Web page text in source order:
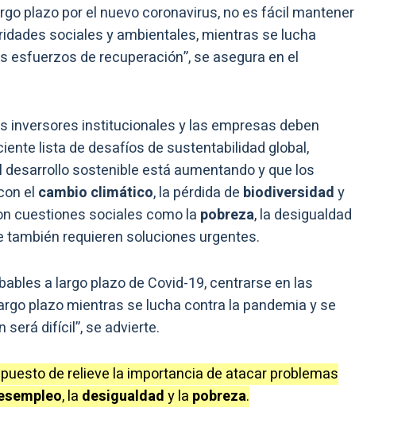
plazo por el nuevo coronavirus, no es fácil mantener
sociales y ambientales, mientras se lucha
esfuerzos de recuperación”, se asegura en el
inversores institucionales y las empresas deben
lista de desafíos de sustentabilidad global,
sostenible está aumentando y que los
el cambio climático, la pérdida de biodiversidady
cuestiones sociales como la pobreza, la desigualdad
requieren soluciones urgentes.
a largo plazo de Covid-19, centrarse en las
plazo mientras se lucha contra la pandemia y se
difícil”, se advierte.
de relieve la importancia de atacar problemas
, la desigualdady la pobreza.